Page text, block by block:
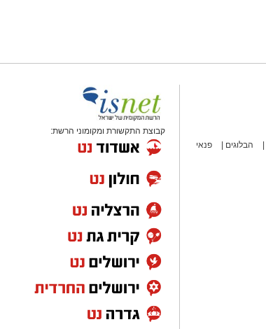
הבלוגים
פנאי
קבוצת התקשורת ומקומוני הרשת: